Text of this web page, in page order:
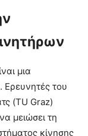
μια
Ερευνητές του
(TU Graz)
μειώσει τη
κίνησης